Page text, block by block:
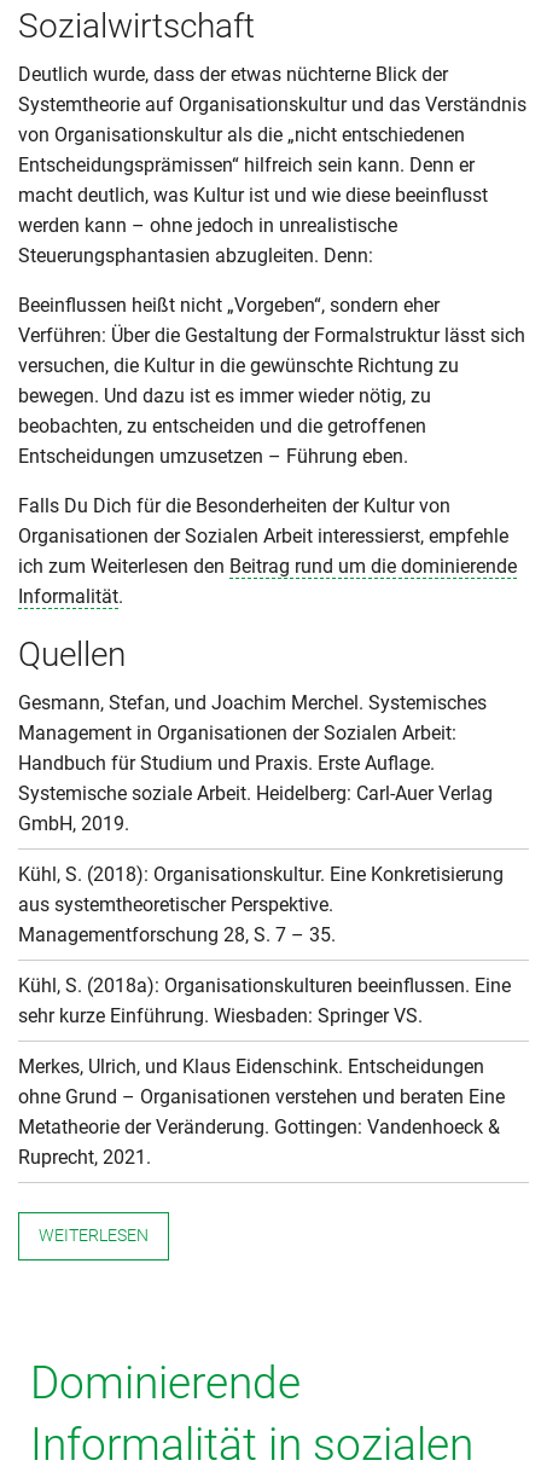
Sozialwirtschaft
Deutlich wurde, dass der etwas nüchterne Blick der
Systemtheorie auf Organisationskultur und das Verständnis
von Organisationskultur als die „nicht entschiedenen
Entscheidungsprämissen“ hilfreich sein kann. Denn er
macht deutlich, was Kultur ist und wie diese beeinflusst
werden kann – ohne jedoch in unrealistische
Steuerungsphantasien abzugleiten. Denn:
Beeinflussen heißt nicht „Vorgeben“, sondern eher
Verführen: Über die Gestaltung der Formalstruktur lässt sich
versuchen, die Kultur in die gewünschte Richtung zu
bewegen. Und dazu ist es immer wieder nötig, zu
beobachten, zu entscheiden und die getroffenen
Entscheidungen umzusetzen – Führung eben.
Falls Du Dich für die Besonderheiten der Kultur von
Organisationen der Sozialen Arbeit interessierst, empfehle
ich zum Weiterlesen den Beitrag rund um die dominierende
Informalität.
Quellen
Gesmann, Stefan, und Joachim Merchel. Systemisches
Management in Organisationen der Sozialen Arbeit:
Handbuch für Studium und Praxis. Erste Auflage.
Systemische soziale Arbeit. Heidelberg: Carl-Auer Verlag
GmbH, 2019.
Kühl, S. (2018): Organisationskultur. Eine Konkretisierung
aus systemtheoretischer Perspektive.
Managementforschung 28, S. 7 – 35.
Kühl, S. (2018a): Organisationskulturen beeinflussen. Eine
sehr kurze Einführung. Wiesbaden: Springer VS.
Merkes, Ulrich, und Klaus Eidenschink. Entscheidungen
ohne Grund – Organisationen verstehen und beraten Eine
Metatheorie der Veränderung. Gottingen: Vandenhoeck &
Ruprecht, 2021.
WEITERLESEN
Dominierende
Informalität in sozialen